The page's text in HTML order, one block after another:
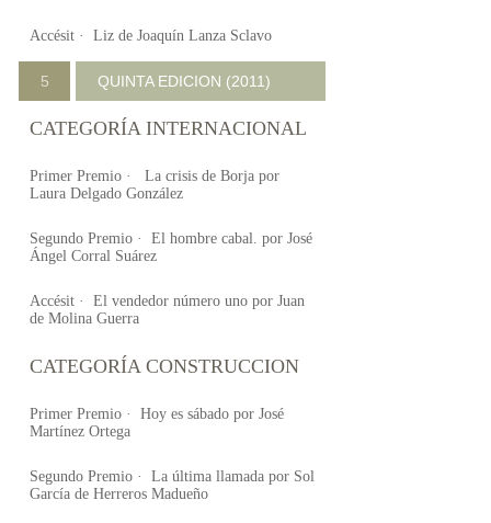
Accésit · Liz de Joaquín Lanza Sclavo
5 QUINTA EDICION (2011)
CATEGORÍA INTERNACIONAL
Primer Premio · La crisis de Borja por
Laura Delgado González
Segundo Premio · El hombre cabal. por José
Ángel Corral Suárez
Accésit · El vendedor número uno por Juan
de Molina Guerra
CATEGORÍA CONSTRUCCION
Primer Premio · Hoy es sábado por José
Martínez Ortega
Segundo Premio · La última llamada por Sol
García de Herreros Madueño